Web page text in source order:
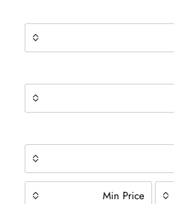
Min Price